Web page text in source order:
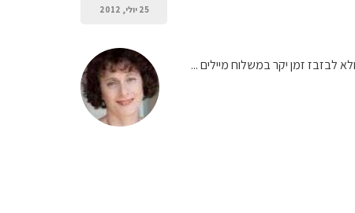
25 יולי, 2012
לבזבז זמן יקר במשלוח מיילים ...